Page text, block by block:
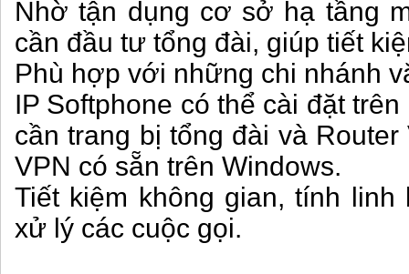
Nhờ tận dụng cơ sở hạ tầng
cần đầu tư tổng đài, giúp tiết
Phù hợp với những chi nhánh
IP Softphone có thể cài đặt
cần trang bị tổng đài và
VPN có sẵn trên Windows.
Tiết kiệm không gian, tính
xử lý các cuộc gọi.